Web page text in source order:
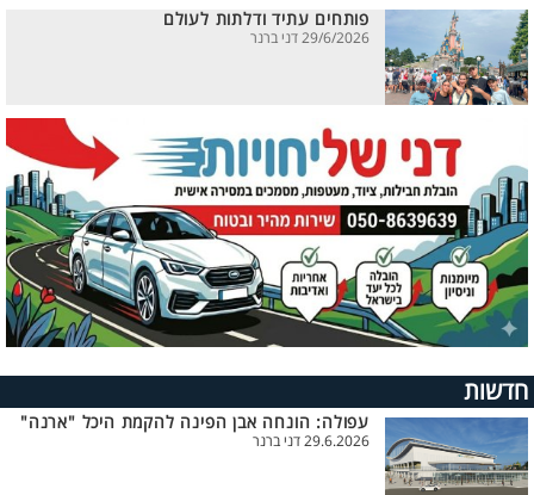
פותחים עתיד ודלתות לעולם
29/6/2026 דני ברנר
חדשות
עפולה: הונחה אבן הפינה להקמת היכל "ארנה"
29.6.2026 דני ברנר